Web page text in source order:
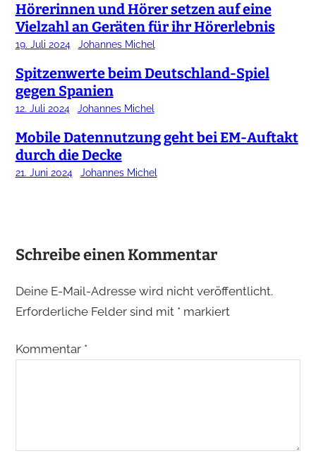
Hörerinnen und Hörer setzen auf eine
Vielzahl an Geräten für ihr Hörerlebnis
19. Juli 2024 Johannes Michel
Spitzenwerte beim Deutschland-Spiel
gegen Spanien
12. Juli 2024 Johannes Michel
Mobile Datennutzung geht bei EM-Auftakt
durch die Decke
21. Juni 2024 Johannes Michel
Schreibe einen Kommentar
Deine E-Mail-Adresse wird nicht veröffentlicht.
Erforderliche Felder sind mit *markiert
Kommentar *